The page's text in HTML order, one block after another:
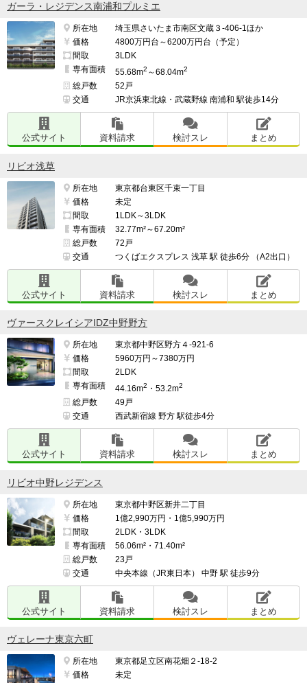
ガーラ・レジデンス南浦和プルミエ
所在地
埼玉県さいたま市南区文蔵３-406-1ほか
価格
4800万円台～6200万円台（予定）
間取
3LDK
専有面積
55.68m2 ～68.04m2
総戸数
52戸
交通
JR京浜東北線・武蔵野線 南浦和 駅徒歩14分
公式サイト 資料請求 検討スレ まとめ
リビオ浅草
所在地
東京都台東区千束一丁目
価格
未定
間取
1LDK～3LDK
専有面積
32.77m²～67.20m²
総戸数
72戸
交通
つくばエクスプレス 浅草 駅 徒歩6分 （A2出口）
公式サイト 資料請求 検討スレ まとめ
ヴァースクレイシアIDZ中野野方
所在地
東京都中野区野方４-921-6
価格
5960万円～7380万円
間取
2LDK
専有面積
44.16m2 ・53.2m2
総戸数
49戸
交通
西武新宿線 野方 駅徒歩4分
公式サイト 資料請求 検討スレ まとめ
リビオ中野レジデンス
所在地
東京都中野区新井二丁目
価格
1億2,990万円・1億5,990万円
間取
2LDK・3LDK
専有面積
56.06m²・71.40m²
総戸数
23戸
交通
中央本線（JR東日本） 中野 駅 徒歩9分
公式サイト 資料請求 検討スレ まとめ
ヴェレーナ東京六町
所在地
東京都足立区南花畑２-18-2
価格
未定